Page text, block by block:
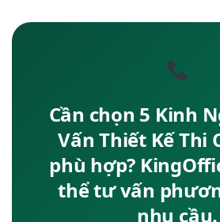
Cần chọn 5 Kinh
Vấn Thiết Kế Thi
phù hợp?
thể tư vấn
nhu cầu.